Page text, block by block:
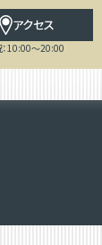
アクセス
10:00～20:00